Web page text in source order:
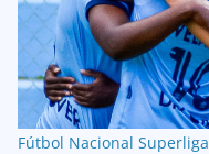
Fútbol Nacional Superliga